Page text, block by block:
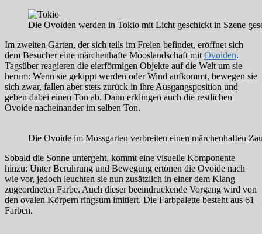
Die Ovoiden werden in Tokio mit Licht geschickt in Szene
Im zweiten Garten, der sich teils im Freien befindet, eröffnet sich
dem Besucher eine märchenhafte Mooslandschaft mit Ovoiden.
Tagsüber reagieren die eierförmigen Objekte auf die Welt um sie
herum: Wenn sie gekippt werden oder Wind aufkommt, bewegen sie
sich zwar, fallen aber stets zurück in ihre Ausgangsposition und
geben dabei einen Ton ab. Dann erklingen auch die restlichen
Ovoide nacheinander im selben Ton.
Die Ovoide im Mossgarten verbreiten einen märchenhaften
Sobald die Sonne untergeht, kommt eine visuelle Komponente
hinzu: Unter Berührung und Bewegung ertönen die Ovoide nach
wie vor, jedoch leuchten sie nun zusätzlich in einer dem Klang
zugeordneten Farbe. Auch dieser beeindruckende Vorgang wird von
den ovalen Körpern ringsum imitiert. Die Farbpalette besteht aus 61
Farben.